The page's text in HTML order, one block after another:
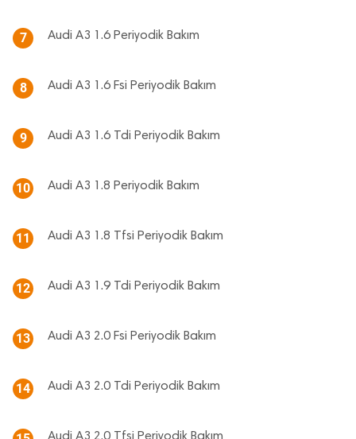
7 Audi A3 1.6 Periyodik Bakım
8 Audi A3 1.6 Fsi Periyodik Bakım
9 Audi A3 1.6 Tdi Periyodik Bakım
10 Audi A3 1.8 Periyodik Bakım
11 Audi A3 1.8 Tfsi Periyodik Bakım
12 Audi A3 1.9 Tdi Periyodik Bakım
13 Audi A3 2.0 Fsi Periyodik Bakım
14 Audi A3 2.0 Tdi Periyodik Bakım